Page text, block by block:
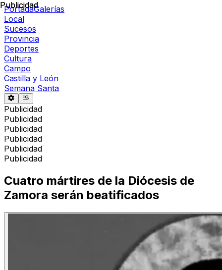
PortadaGalerías
Local
Sucesos
Provincia
Deportes
Cultura
Campo
Castilla y León
Semana Santa
Publicidad
Publicidad
Publicidad
Publicidad
Publicidad
Publicidad
Publicidad
Cuatro mártires de la Diócesis de
Zamora serán beatificados
Publicidad